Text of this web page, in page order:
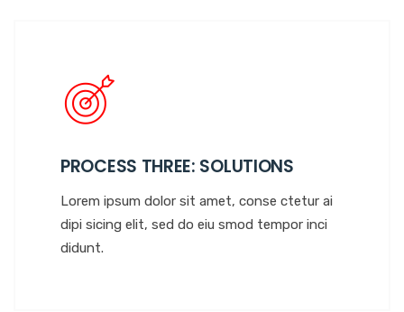
PROCESS THREE: SOLUTIONS
Lorem ipsum dolor sit amet, conse ctetur ai
dipi sicing elit, sed do eiu smod tempor inci
didunt.